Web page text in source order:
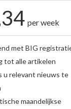
per week
met BIG
tot alle artikelen
u relevant nieuws te
maandelijkse